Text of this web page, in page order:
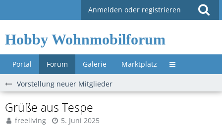
Anmelden oder registrieren
Hobby Wohnmobilforum
Portal Forum Galerie Marktplatz Untermenü »
Vorstellung neuer Mitglieder
Grüße aus Tespe
freeliving 5. Juni 2025